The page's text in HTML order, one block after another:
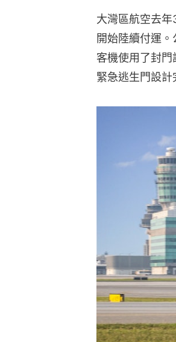
大灣區航空去
開始陸續付運
客機使用了封
緊急逃生門設計